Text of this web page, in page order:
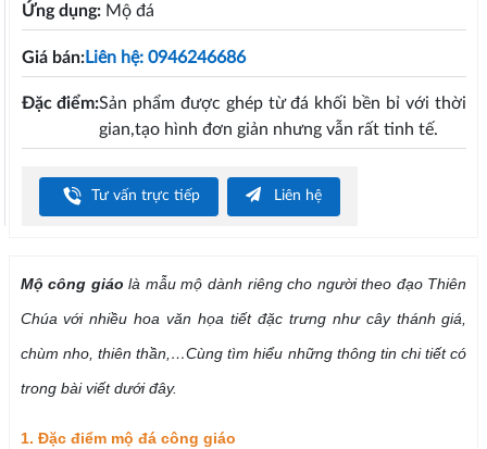
Ứng dụng: Mộ đá
Giá bán:Liên hệ: 0946246686
Đặc điểm:Sản phẩm được ghép từ đá khối bền bỉ với thời
gian,tạo hình đơn giản nhưng vẫn rất tinh tế.
Tư vấn trực tiếp Liên hệ
Mộ công giáo là mẫu mộ dành riêng cho người theo đạo Thiên
Chúa với nhiều hoa văn họa tiết đặc trưng như cây thánh giá,
chùm nho, thiên thần,…Cùng tìm hiểu những thông tin chi tiết có
trong bài viết dưới đây.
1. Đặc điểm mộ đá công giáo